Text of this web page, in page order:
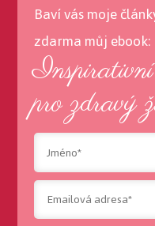
Baví vás moje
zdarma můj ebook:
pro zdravý